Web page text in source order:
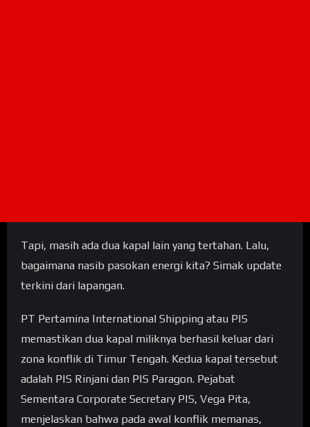
Tapi, masih ada dua kapal lain yang tertahan. Lalu,
bagaimana nasib pasokan energi kita? Simak update
terkini dari lapangan.
PT Pertamina International Shipping atau PIS
memastikan dua kapal miliknya berhasil keluar dari
zona konflik di Timur Tengah. Kedua kapal tersebut
adalah PIS Rinjani dan PIS Paragon. Pejabat
Sementara Corporate Secretary PIS, Vega Pita,
menjelaskan bahwa pada awal konflik memanas,